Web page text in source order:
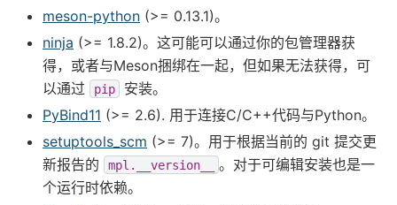
meson-python (>= 0.13.1)。
ninja (>= 1.8.2)。这可能可以通过你的包管理器获
得，或者与Meson捆绑在一起，但如果无法获得，可
以通过
pip
安装。
PyBind11 (>= 2.6). 用于连接C/C++代码与Python。
setuptools_scm (>= 7)。用于根据当前的 git 提交更
新报告的
mpl.__version__
。对于可编辑安装也是一
个运行时依赖。